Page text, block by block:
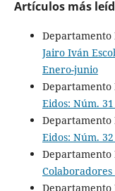
Artículos más
Departamento
Jairo Iván
Enero-junio
Departamento
Eidos: Núm.
Departamento
Eidos: Núm.
Departamento
Colaboradores
Departamento